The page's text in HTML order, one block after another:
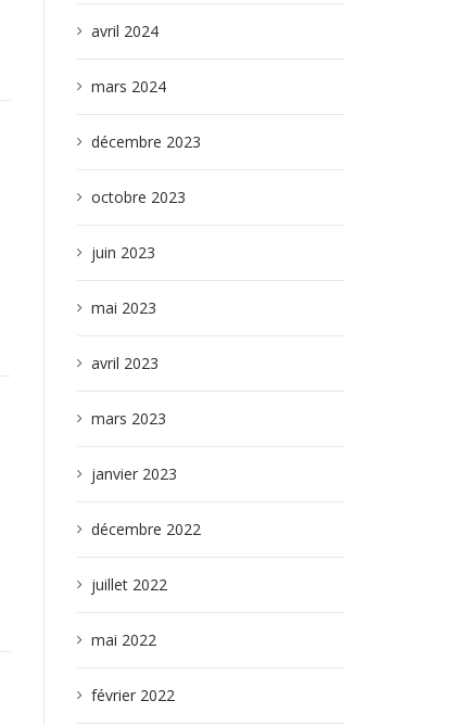
avril 2024
mars 2024
décembre 2023
octobre 2023
juin 2023
mai 2023
avril 2023
mars 2023
janvier 2023
décembre 2022
juillet 2022
mai 2022
février 2022